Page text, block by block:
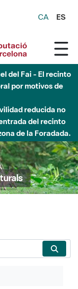
CA ES
del Fai - El recinto
por motivos de
reducida no
del recinto
de la Foradada.